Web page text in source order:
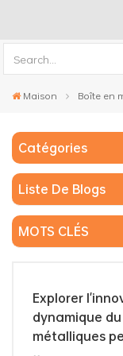
Maison Boîte en
Catégories
Liste De Blogs
MOTS CLÉS
Explorer
dynamique
métalliques